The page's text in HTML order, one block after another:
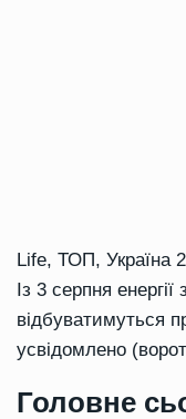
Life, ТОП, Україна
Із 3 серпня енергії
відбуватимуться
усвідомлено
Головне